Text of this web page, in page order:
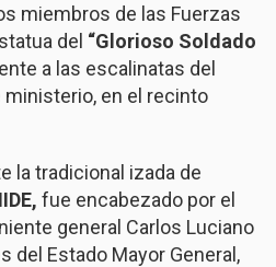
miembros de las Fuerzas
del “Glorioso Soldado
a las escalinatas del
en el recinto
la tradicional izada de
fue encabezado por el
general Carlos Luciano
del Estado Mayor General,